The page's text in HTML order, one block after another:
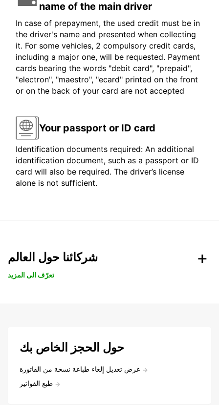
name of the main driver
In case of prepayment, the used credit must be in
the driver's name and presented when collecting
it. For some vehicles, 2 compulsory credit cards,
including a major one, will be requested. Payment
cards bearing the words "debit card", "prepaid",
"electron", "maestro", "ecard" printed on the front
or on the back of your card are not accepted
Your passport or ID card
Identification documents required: An additional
identification document, such as a passport or ID
card will also be required. The driver’s license
alone is not sufficient.
شركائنا حول العالم
تعرّف الى المزيد
حول الحجز الخاص بك
عرض تعديل إلغاء طباعة نسخة من الفاتورة
طبع الفواتير